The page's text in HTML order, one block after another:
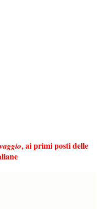
, ai primi posti delle